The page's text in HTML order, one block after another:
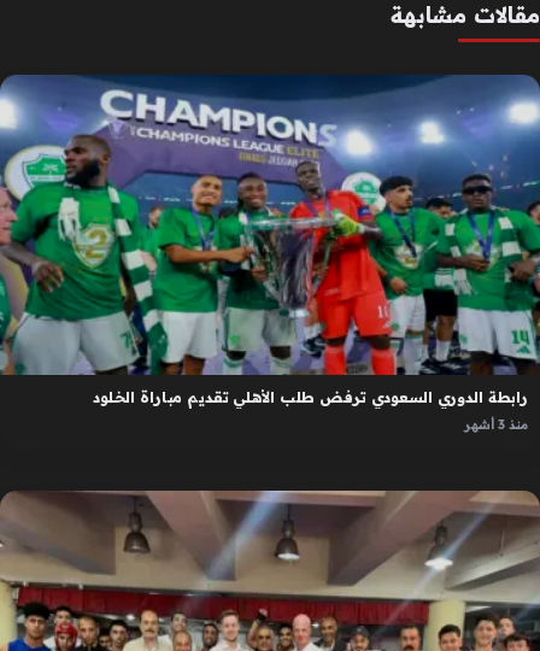
مقالات مشابهة
رابطة الدوري السعودي ترفض طلب الأهلي تقديم مباراة الخلود
منذ 3 أشهر